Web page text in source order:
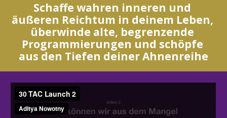
Schaffe wahren inneren und
äußeren Reichtum in deinem Leben,
überwinde alte, begrenzende
Programmierungen und schöpfe
aus den Tiefen deiner Ahnenreihe